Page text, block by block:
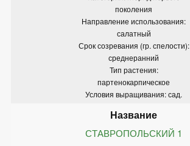
поколения
Направление использования:
салатный
Срок созревания (гр. спелости):
среднеранний
Тип растения:
партенокарпическое
Условия выращивания: сад.
СТАВРОПОЛЬСКИЙ 1